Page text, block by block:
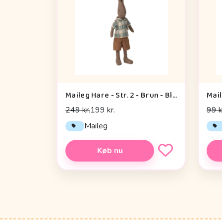
Maileg Hare - Str. 2 - Brun - Bluse og Shorts
249 kr.199 kr.
Maileg
Køb nu
99